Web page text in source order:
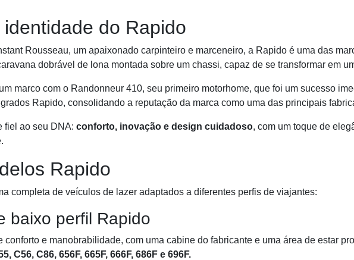
do Rapido
Rousseau, um apaixonado carpinteiro e marceneiro, a Rapido é uma das
dobrável de lona montada sobre um chassi, capaz de se transformar em
marco com o Randonneur 410, seu primeiro motorhome, que foi um sucesso
Rapido, consolidando a reputação da marca como uma das principais
fiel ao seu DNA: conforto, inovação e design cuidadoso, com um toque de
Rapido
completa de veículos de lazer adaptados a diferentes perfis de viajantes:
baixo perfil Rapido
conforto e manobrabilidade, com uma cabine do fabricante e uma área de estar
C56, C86, 656F, 665F, 666F, 686F e 696F.